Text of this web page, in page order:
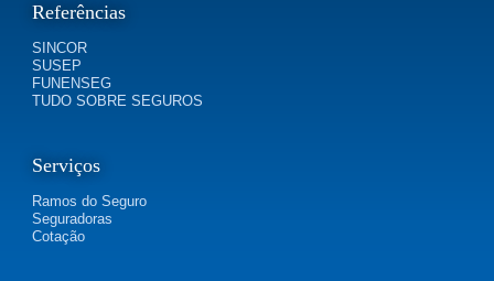
Referências
SINCOR
SUSEP
FUNENSEG
TUDO SOBRE SEGUROS
Serviços
Ramos do Seguro
Seguradoras
Cotação